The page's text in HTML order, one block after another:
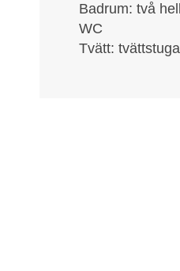
Badrum: två
WC
Tvätt: